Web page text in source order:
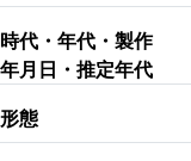
時代・年代・製作
年月日・推定年代
形態